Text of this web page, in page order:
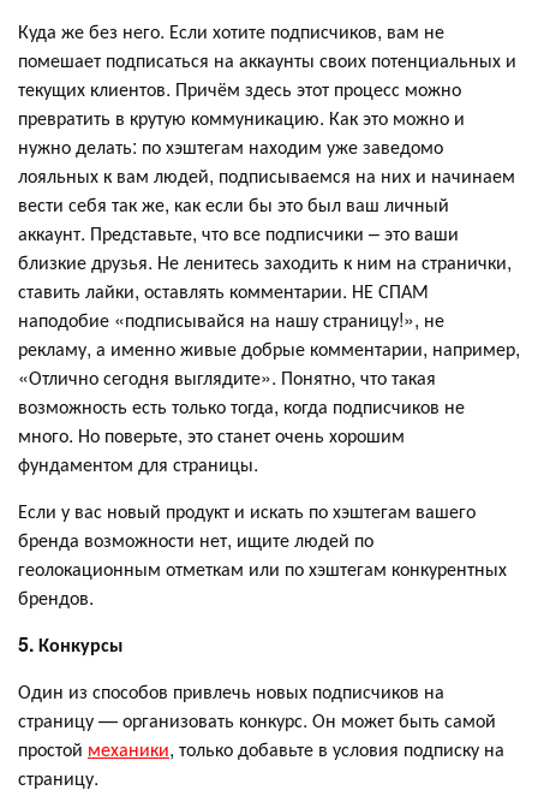
Куда же без него. Если хотите подписчиков, вам не
помешает подписаться на аккаунты своих потенциальных и
текущих клиентов. Причём здесь этот процесс можно
превратить в крутую коммуникацию. Как это можно и
нужно делать: по хэштегам находим уже заведомо
лояльных к вам людей, подписываемся на них и начинаем
вести себя так же, как если бы это был ваш личный
аккаунт. Представьте, что все подписчики – это ваши
близкие друзья. Не ленитесь заходить к ним на странички,
ставить лайки, оставлять комментарии. НЕ СПАМ
наподобие «подписывайся на нашу страницу!», не
рекламу, а именно живые добрые комментарии, например,
«Отлично сегодня выглядите». Понятно, что такая
возможность есть только тогда, когда подписчиков не
много. Но поверьте, это станет очень хорошим
фундаментом для страницы.
Если у вас новый продукт и искать по хэштегам вашего
бренда возможности нет, ищите людей по
геолокационным отметкам или по хэштегам конкурентных
брендов.
5. Конкурсы
Один из способов привлечь новых подписчиков на
страницу — организовать конкурс. Он может быть самой
простой механики, только добавьте в условия подписку на
страницу.